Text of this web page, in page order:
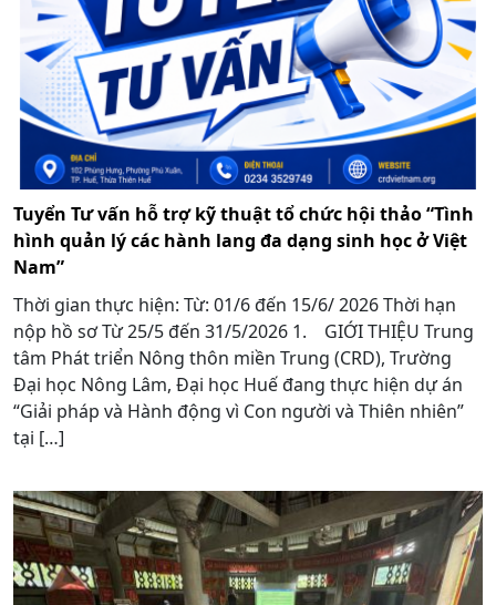
Tuyển Tư vấn hỗ trợ kỹ thuật tổ chức hội thảo “Tình
hình quản lý các hành lang đa dạng sinh học ở Việt
Nam”
Thời gian thực hiện: Từ: 01/6 đến 15/6/ 2026 Thời hạn
nộp hồ sơ Từ 25/5 đến 31/5/2026 1. GIỚI THIỆU Trung
tâm Phát triển Nông thôn miền Trung (CRD), Trường
Đại học Nông Lâm, Đại học Huế đang thực hiện dự án
“Giải pháp và Hành động vì Con người và Thiên nhiên”
tại […]